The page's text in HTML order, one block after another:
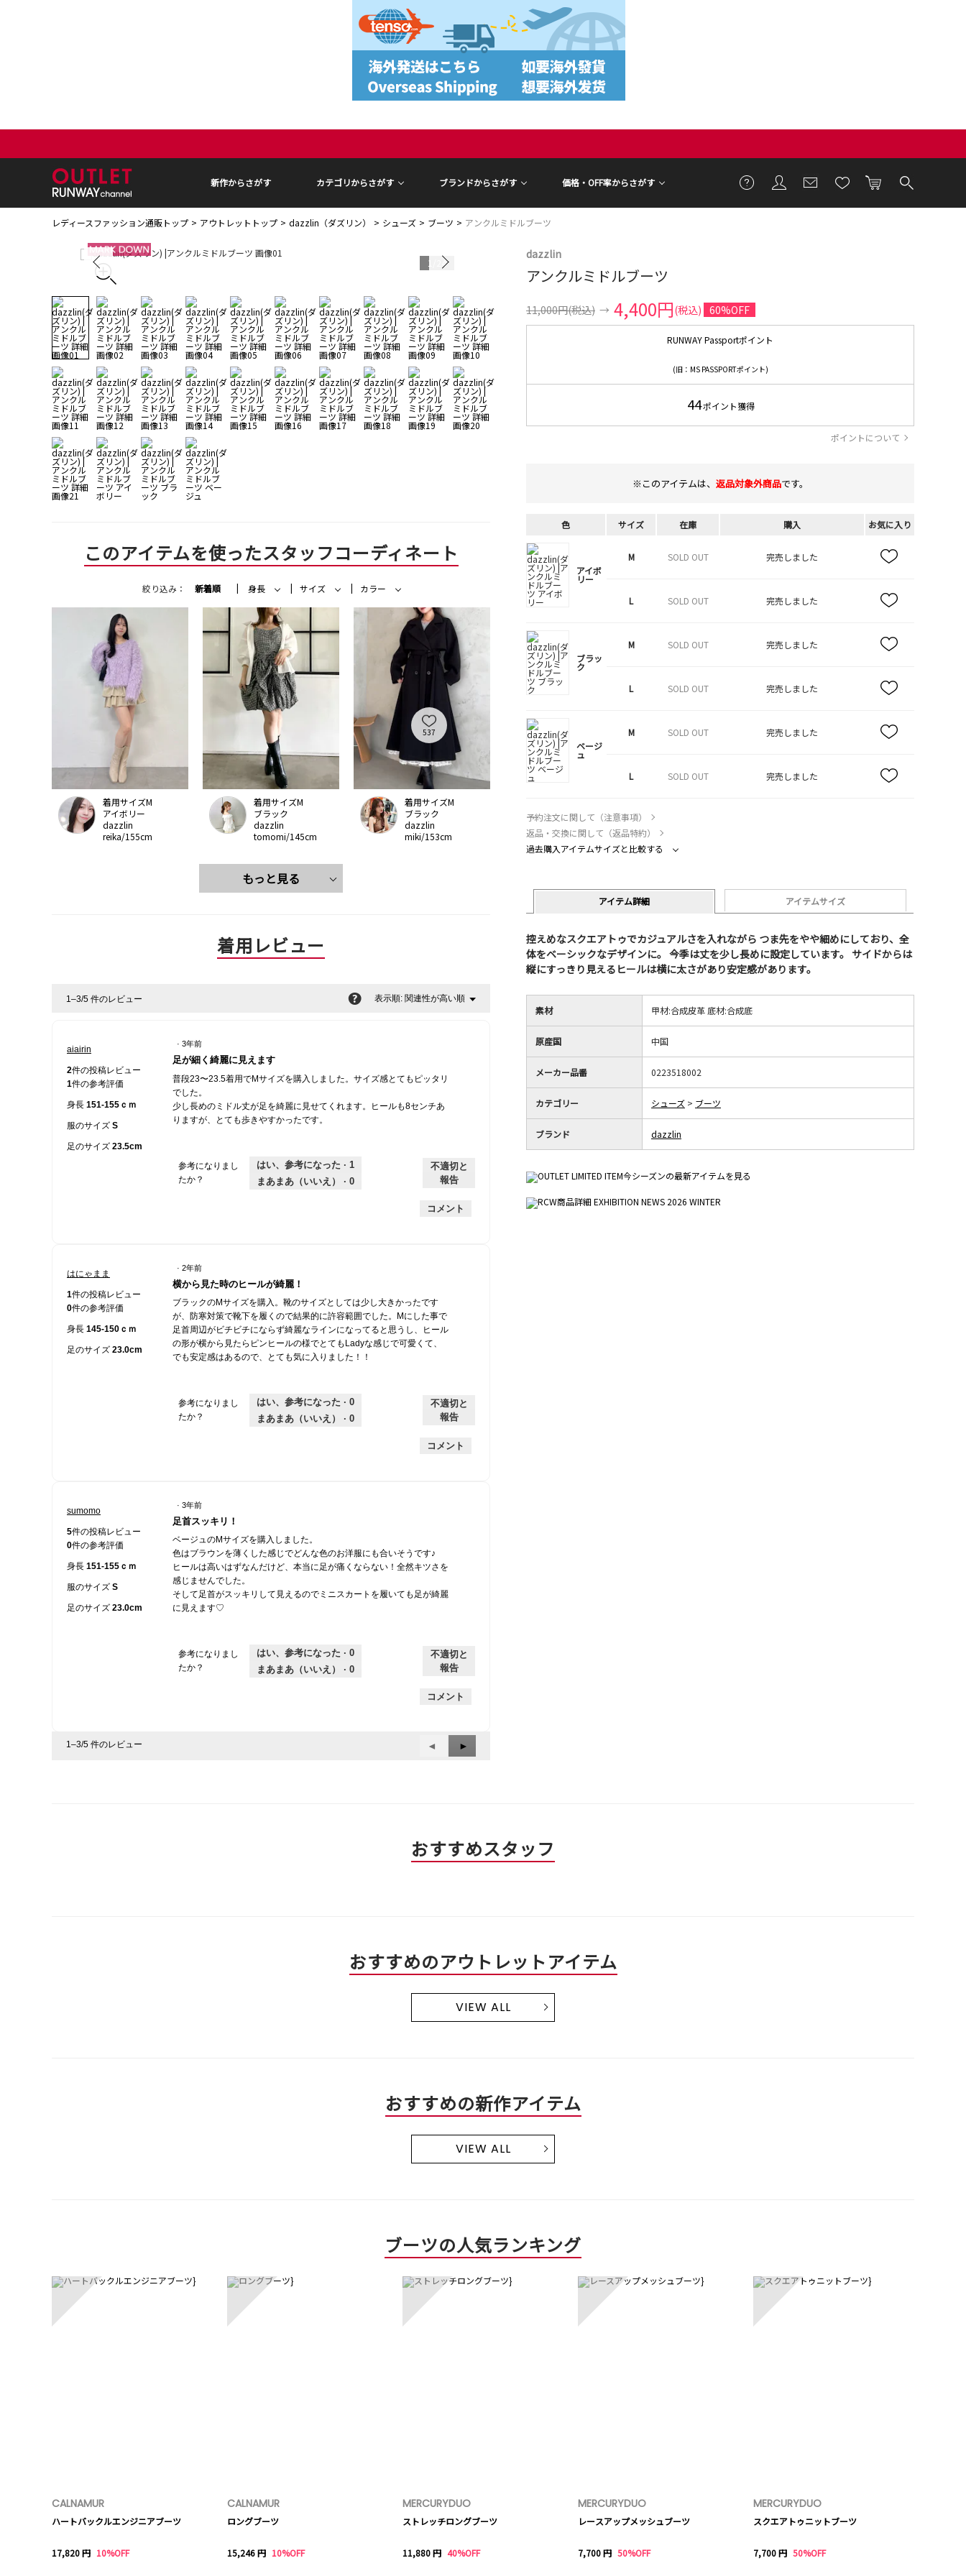
新作からさがす カテゴリからさがす ブランドからさがす 価格・OFF率からさがす
レディースファッション通販トップ アウトレットトップ dazzlin（ダズリン） シューズ ブーツ アンクルミドルブーツ
537
1 24
このアイテムを使ったスタッフコーディネート
絞り込み： 新着順 身長 サイズ カラー
着用サイズM
アイボリー
dazzlin
reika/155cm
着用サイズM
ブラック
dazzlin
tomomi/145cm
着用サイズM
ブラック
dazzlin
miki/153cm
もっと見る
着用レビュー
1–3/5 件のレビュー ? 表示順: 関連性が高い順 ▼
メ
aiairin
2件の投稿レビュー
1件の参考評価
身長 151-155ｃｍ
服のサイズ S
足のサイズ 23.5cm
5
／
5
個
で
· 3年前
足が細く綺麗に見えます
普段23〜23.5着用でMサイズを購入しました。サイズ感とてもピッタリ
でした。
少し長めのミドル丈が足を綺麗に見せてくれます。ヒールも8センチあ
りますが、とても歩きやすかったです。
参考になりまし
たか？
はい、参考になった · 1
まあまあ（いいえ） · 0
不適切と
報告
コメント
はにゃまま
1件の投稿レビュー
0件の参考評価
身長 145-150ｃｍ
足のサイズ 23.0cm
5
／
5
個
で
す。
· 2年前
横から見た時のヒールが綺麗！
ブラックのMサイズを購入。靴のサイズとしては少し大きかったです
が、防寒対策で靴下を履くので結果的に許容範囲でした。Mにした事で
足首周辺がビチビチにならず綺麗なラインになってると思うし、ヒール
の形が横から見たらピンヒールの様でとてもLadyな感じで可愛くて、
でも安定感はあるので、とても気に入りました！！
参考になりまし
たか？
はい、参考になった · 0
まあまあ（いいえ） · 0
不適切と
報告
コメント
sumomo
5件の投稿レビュー
0件の参考評価
身長 151-155ｃｍ
服のサイズ S
足のサイズ 23.0cm
5
／
5
個
で
す。
· 3年前
足首スッキリ！
ベージュのMサイズを購入しました。
色はブラウンを薄くした感じでどんな色のお洋服にも合いそうです♪
ヒールは高いはずなんだけど、本当に足が痛くならない！全然キツさを
感じませんでした。
そして足首がスッキリして見えるのでミニスカートを履いても足が綺麗
に見えます♡
参考になりまし
たか？
はい、参考になった · 0
まあまあ（いいえ） · 0
不適切と
報告
コメント
1–3/5 件のレビュー
前
◄
次
へ
►
dazzlin
アンクルミドルブーツ
11,000円(税込) → 4,400円(税込) 60%OFF
RUNWAY Passportポイント
(旧：MS PASSPORTポイント)
44ポイント獲得
ポイントについて
※このアイテムは、 返品対象外商品です。
色 サイズ 在庫 購入 お気に入り
アイボ
リー
M SOLD OUT 完売しました
L SOLD OUT 完売しました
ブラッ
ク
M SOLD OUT 完売しました
L SOLD OUT 完売しました
ベージ
ュ
M SOLD OUT 完売しました
L SOLD OUT 完売しました
予約注文に関して（注意事項）
返品・交換に関して（返品特約）
過去購入アイテムサイズと比較する
アイテム詳細 アイテムサイズ
控えめなスクエアトゥでカジュアルさを入れながら つま先をやや細めにしており、全
体をベーシックなデザインに。 今季は丈を少し長めに設定しています。 サイドからは
縦にすっきり見えるヒールは横に太さがあり安定感があります。
素材 甲材:合成皮革 底材:合成底
原産国 中国
メーカー品番 0223518002
カテゴリー シューズ > ブーツ
ブランド dazzlin
おすすめスタッフ
おすすめのアウトレットアイテム
VIEW ALL
おすすめの新作アイテム
VIEW ALL
ブーツの人気ランキング
CALNAMUR
ハートバックルエンジニアブーツ
17,820 円 10%OFF
CALNAMUR
ロングブーツ
15,246 円 10%OFF
MERCURYDUO
ストレッチロングブーツ
11,880 円 40%OFF
MERCURYDUO
レースアップメッシュブーツ
7,700 円 50%OFF
MERCURYDUO
スクエアトゥニットブーツ
7,700 円 50%OFF